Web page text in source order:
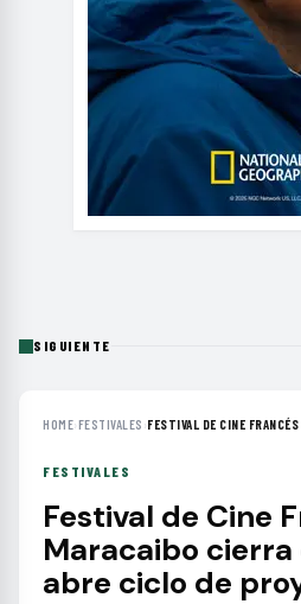
SIGUIENTE
HOME›FESTIVALES ›FESTIVAL DE CINE
FESTIVALES
Festival de Cine
Maracaibo
abre ciclo de